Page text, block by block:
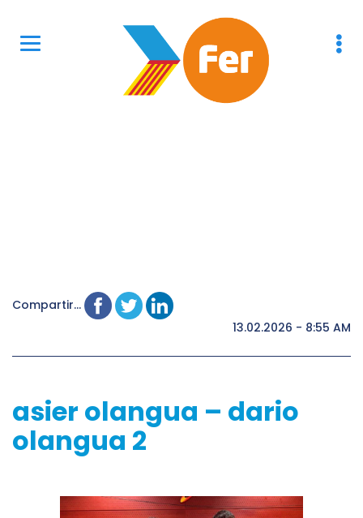
Compartir...
13.02.2026 - 8:55 AM
asier olangua – dario
olangua 2